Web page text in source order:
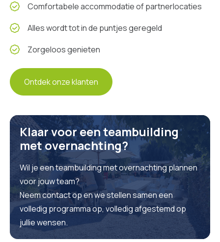
Comfortabele accommodatie of partnerlocaties
Alles wordt tot in de puntjes geregeld
Zorgeloos genieten
Ontdek onze klanten
Klaar voor een teambuilding
met overnachting?
Wil je een teambuilding met overnachting plannen
voor jouw team?
Neem contact op en we stellen samen een
volledig programma op, volledig afgestemd op
jullie wensen.